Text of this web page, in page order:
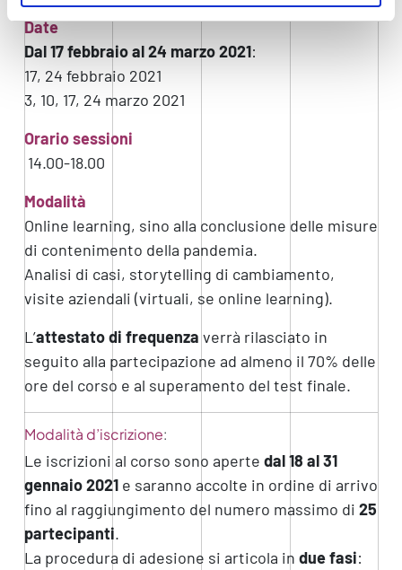
Date
Dal 17 febbraio al 24 marzo 2021:
17, 24 febbraio 2021
3, 10, 17, 24 marzo 2021
Orario sessioni
14.00-18.00
Modalità
Online learning, sino alla conclusione delle misure
di contenimento della pandemia.
Analisi di casi, storytelling di cambiamento,
visite aziendali (virtuali, se online learning).
L’attestato di frequenza verrà rilasciato in
seguito alla partecipazione ad almeno il 70% delle
ore del corso e al superamento del test finale.
Modalità d’iscrizione:
Le iscrizioni al corso sono aperte dal18 al 31
gennaio 2021 e saranno accolte in ordine di arrivo
fino al raggiungimento del numero massimo di 25
partecipanti.
La procedura di adesione si articola in due fasi: